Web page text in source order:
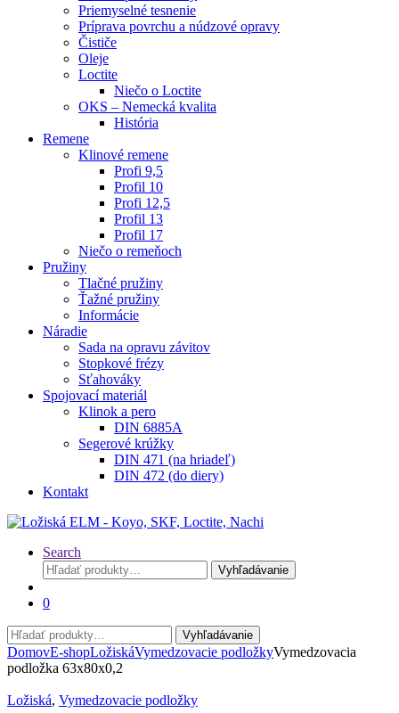
Priemyselné tesnenie
Príprava povrchu a núdzové opravy
Čističe
Oleje
Loctite
Niečo o Loctite
OKS – Nemecká kvalita
História
Remene
Klinové remene
Profi 9,5
Profil 10
Profi 12,5
Profil 13
Profil 17
Niečo o remeňoch
Pružiny
Tlačné pružiny
Ťažné pružiny
Informácie
Náradie
Sada na opravu závitov
Stopkové frézy
Sťahováky
Spojovací materiál
Klinok a pero
DIN 6885A
Segerové krúžky
DIN 471 (na hriadeľ)
DIN 472 (do diery)
Kontakt
Search
Hľadať:
Vyhľadávanie
0
Hľadať:
Vyhľadávanie
DomovE-shopLožiskáVymedzovacie podložkyVymedzovacia
podložka 63x80x0,2
Ložiská, Vymedzovacie podložky